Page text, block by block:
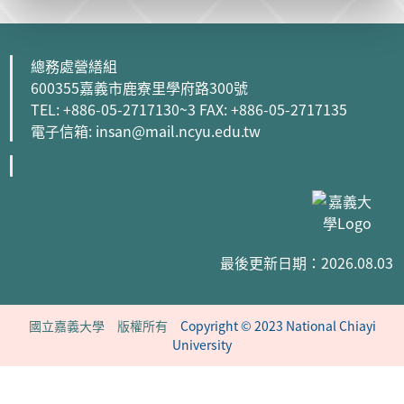
總務處營繕組
600355嘉義市鹿寮里學府路300號
TEL: +886-05-2717130~3 FAX: +886-05-2717135
電子信箱: insan@mail.ncyu.edu.tw
最後更新日期：2026.08.03
國立嘉義大學 版權所有 Copyright © 2023 National Chiayi
University